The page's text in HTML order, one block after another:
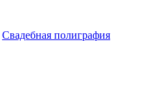
Свадебная полиграфия